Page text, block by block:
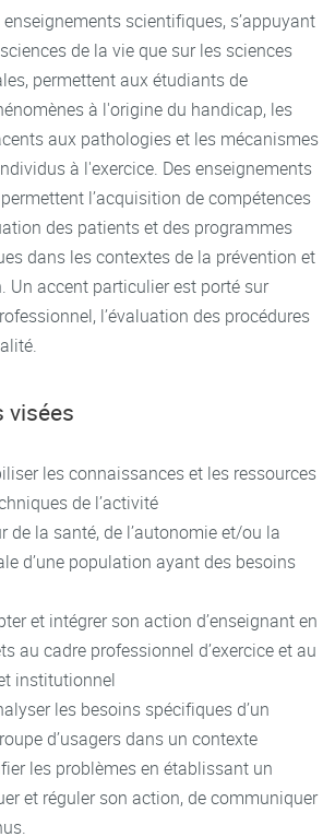
enseignements scientifiques, s’appuyant
de la vie que sur les sciences
permettent aux étudiants de
à l'origine du handicap, les
aux pathologies et les mécanismes
à l'exercice. Des enseignements
l’acquisition de compétences
des patients et des programmes
dans les contextes de la prévention et
Un accent particulier est porté sur
l’évaluation des procédures
visées
les connaissances et les ressources
de l’activité
de la santé, de l’autonomie et/ou la
d’une population ayant des besoins
et intégrer son action d’enseignant en
au cadre professionnel d’exercice et au
institutionnel
les besoins spécifiques d’un
d’usagers dans un contexte
les problèmes en établissant un
et réguler son action, de communiquer